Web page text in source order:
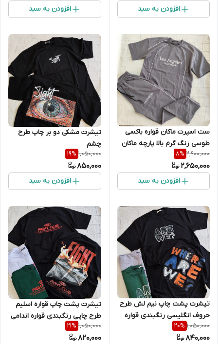
افزودن به سبد افزودن به سبد
ست اسپرت ماکان قواره باکسی
طوسی رنگ گرم بالا پارچه ماکان
2,900,000
8%
2,650,000
افزودن به سبد
تیشرت مشکی دو بر چاپ طرح
چشم
1,050,000
19%
850,000
افزودن به سبد
تیشرت پشت چاپ نیم لش طرح
حروف انگلیسی رنگبندی قواره
لش
1,050,000
20%
840,000
تیشرت پشت چاپ قواره اسلیم
طرح چاپی رنگبندی قواره اندامی
1,050,000
21%
820,000